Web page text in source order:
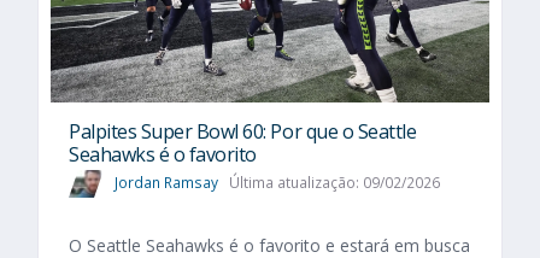
Palpites Super Bowl 60: Por que o Seattle
Seahawks é o favorito
Jordan Ramsay Última atualização: 09/02/2026
O Seattle Seahawks é o favorito e estará em busca